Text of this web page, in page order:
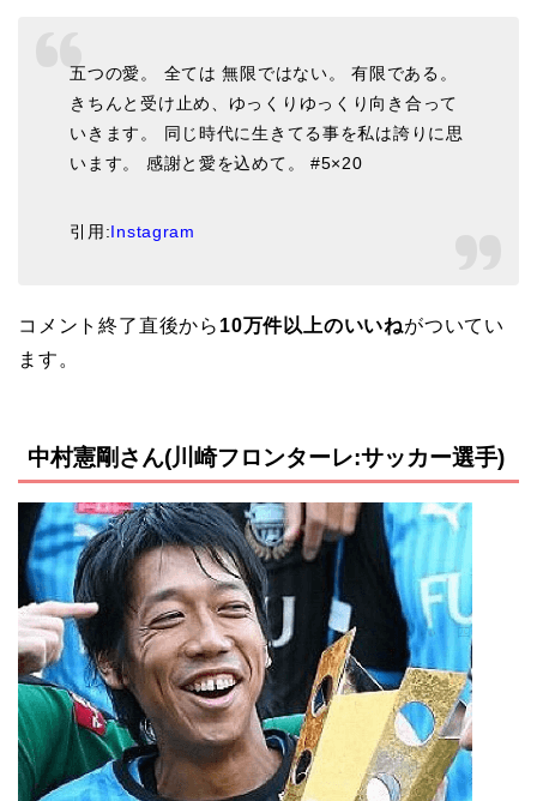
五つの愛。 全ては 無限ではない。 有限である。
きちんと受け止め、ゆっくりゆっくり向き合って
いきます。 同じ時代に生きてる事を私は誇りに思
います。 感謝と愛を込めて。 #5×20
引用:Instagram
コメント終了直後から 10万件以上のいいねがついてい
ます。
中村憲剛さん(川崎フロンターレ:サッカー選手)